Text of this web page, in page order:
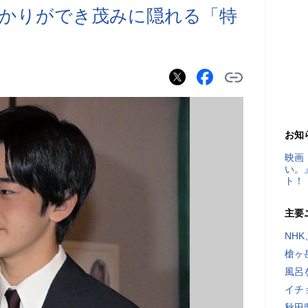
りができ茂みに隠れる「特
お知
映画
い。
ト！
主要
NHK
槍ヶ
風呂
イチ